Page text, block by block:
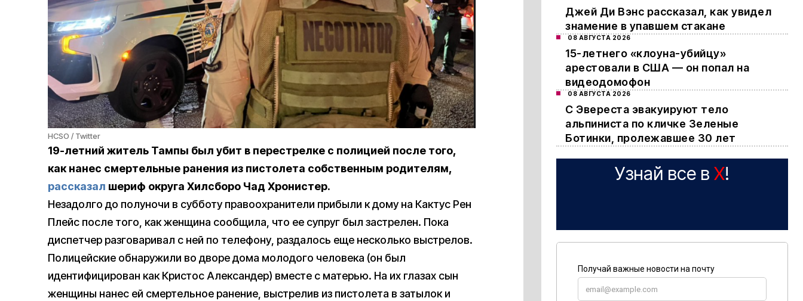
HCSO / Twitter
19-летний житель Тампы был убит в перестрелке с полицией после того,
как нанес смертельные ранения из пистолета собственным родителям,
рассказал шериф округа Хилсборо Чад Хронистер.
Незадолго до полуночи в субботу правоохранители прибыли к дому на Кактус Рен
Плейс после того, как женщина сообщила, что ее супруг был застрелен. Пока
диспетчер разговаривал с ней по телефону, раздалось еще несколько выстрелов.
Полицейские обнаружили во дворе дома молодого человека (он был
идентифицирован как Кристос Александер) вместе с матерью. На их глазах сын
женщины нанес ей смертельное ранение, выстрелив из пистолета в затылок и
Джей Ди Вэнс рассказал, как увидел
знамение в упавшем стакане
08 АВГУСТА 2026
15-летнего «клоуна-убийцу»
арестовали в США — он попал на
видеодомофон
08 АВГУСТА 2026
С Эвереста эвакуируют тело
альпиниста по кличке Зеленые
Ботинки, пролежавшее 30 лет
Узнай все в X!